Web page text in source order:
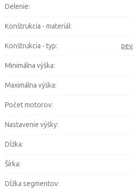
Delenie:
Konštrukcia - materiál:
Konštrukcia - typ:
Minimálna výška:
Maximálna výška:
Počet motorov:
Nastavenie výšky:
Dĺžka:
Šírka:
Dĺžka segmentov: